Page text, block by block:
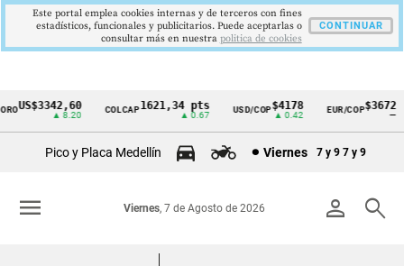
Cintillo
Colombia
US$3342,60
▲ 8.20
COLCAP1621,34 pts
▲ 0.67
USD/COP$4178
▲ 0.42
EUR/COP$3672
Pico y Placa Medellín Viernes 7 y 9 7 y 9
person search
Viernes, 7 de Agosto de 2026
menu
Este portal emplea cookies internas y de terceros con fines
estadísticos, funcionales y publicitarios. Puede aceptarlas o
consultar más en nuestra politica de cookies
CONTINUAR